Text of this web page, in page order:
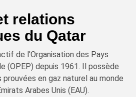
relations
du Qatar
de l'Organisation des Pays
(OPEP) depuis 1961. Il possède
en gaz naturel au monde
Arabes Unis (EAU).